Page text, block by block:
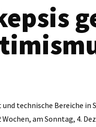
technische Bereiche in
am Sonntag, 4.